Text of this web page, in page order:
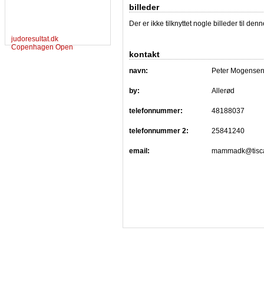
judoresultat.dk
Copenhagen Open
billeder
Der er ikke tilknyttet nogle billeder til
kontakt
navn: Peter Mogensen
by: Allerød
telefonnummer: 48188037
telefonnummer 2: 25841240
email: